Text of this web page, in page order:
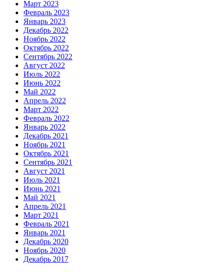
Март 2023
Февраль 2023
Январь 2023
Декабрь 2022
Ноябрь 2022
Октябрь 2022
Сентябрь 2022
Август 2022
Июль 2022
Июнь 2022
Май 2022
Апрель 2022
Март 2022
Февраль 2022
Январь 2022
Декабрь 2021
Ноябрь 2021
Октябрь 2021
Сентябрь 2021
Август 2021
Июль 2021
Июнь 2021
Май 2021
Апрель 2021
Март 2021
Февраль 2021
Январь 2021
Декабрь 2020
Ноябрь 2020
Декабрь 2017